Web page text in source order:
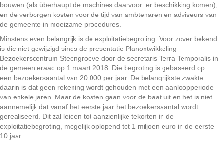
bouwen (als überhaupt de machines daarvoor ter beschikking komen),
en de verborgen kosten voor de tijd van ambtenaren en adviseurs van
de gemeente in moeizame procedures.
Minstens even belangrijk is de exploitatiebegroting. Voor zover bekend
is die niet gewijzigd sinds de presentatie Planontwikkeling
Bezoekerscentrum Steengroeve door de secretaris Terra Temporalis in
de gemeenteraad op 1 maart 2018. Die begroting is gebaseerd op
een bezoekersaantal van 20.000 per jaar. De belangrijkste zwakte
daarin is dat geen rekening wordt gehouden met een aanloopperiode
van enkele jaren. Maar de kosten gaan voor de baat uit en het is niet
aannemelijk dat vanaf het eerste jaar het bezoekersaantal wordt
gerealiseerd. Dit zal leiden tot aanzienlijke tekorten in de
exploitatiebegroting, mogelijk oplopend tot 1 miljoen euro in de eerste
10 jaar.